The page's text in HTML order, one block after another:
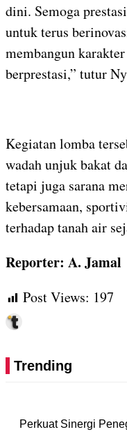
dini. Semoga
untuk terus
membangun
berprestasi,” tutur
Kegiatan lomba
wadah unjuk bakat
tetapi juga sarana
kebersamaan,
terhadap tanah air
Reporter: A. Jamal
Post Views: 197
Trending
Perkuat Sinergi